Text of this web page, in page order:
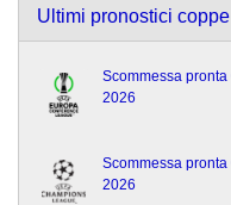
Ultimi pronostici
Scommessa
2026
Scommessa
2026